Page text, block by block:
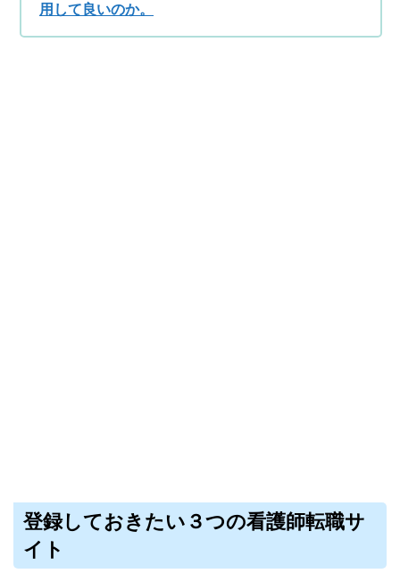
用して良いのか。
登録しておきたい３つの看護師転職サ
イト